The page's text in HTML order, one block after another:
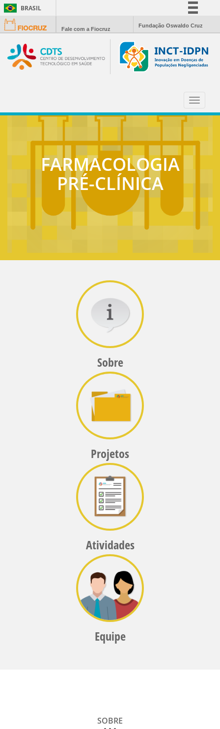
BRASIL
Simplifique!
Participe
Acesso à informação
Fale com a Fiocruz
Fundação Oswaldo Cruz
Toggle
FARMACOLOGIA
PRÉ-CLÍNICA
Sobre
Projetos
Atividades
Equipe
SOBRE